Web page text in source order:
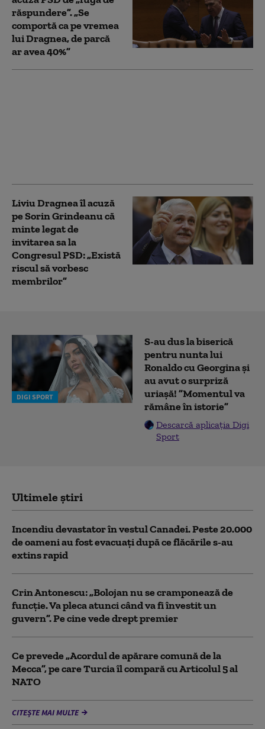
răspundere”. „Se
comportă ca pe vremea
lui Dragnea, de parcă
ar avea 40%”
Liviu Dragnea îl acuză
pe Sorin Grindeanu că
minte legat de
invitarea sa la
Congresul PSD: „Există
riscul să vorbesc
membrilor”
DIGI SPORT
S-au dus la biserică
pentru nunta lui
Ronaldo cu Georgina și
au avut o surpriză
uriașă! ”Momentul va
rămâne în istorie”
Descarcă aplicația Digi
Sport
Ultimele știri
Incendiu devastator în vestul Canadei. Peste 20.000
de oameni au fost evacuați după ce flăcările s-au
extins rapid
Crin Antonescu: „Bolojan nu se cramponează de
funcție. Va pleca atunci când va fi învestit un
guvern”. Pe cine vede drept premier
Ce prevede „Acordul de apărare comună de la
Mecca”, pe care Turcia îl compară cu Articolul 5 al
NATO
CITEȘTE MAI MULTE